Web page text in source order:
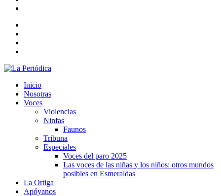
Inicio
Nosotras
Voces
Violencias
Ninfas
Faunos
Tribuna
Especiales
Voces del paro 2025
Las voces de las niñas y los niños: otros mundos
posibles en Esmeraldas
La Ortiga
Apóyanos